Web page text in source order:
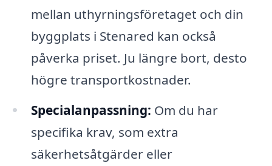
mellan uthyrningsföretaget och din
byggplats i Stenared kan också
påverka priset. Ju längre bort, desto
högre transportkostnader.
Specialanpassning: Om du har
specifika krav, som extra
säkerhetsåtgärder eller